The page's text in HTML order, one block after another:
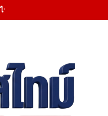
แห่งพระเมตตา" สืบสานผ้าไทยต